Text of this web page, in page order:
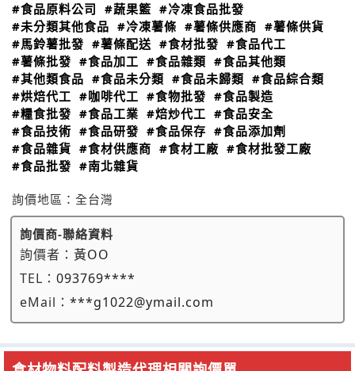
#食品原料公司 #蔬果籃 #冷凍食品批發
#未分類其他食品 #冷凍薯條 #薯條供應商 #薯條供貨
#馬鈴薯批發 #薯條配送 #食材批發 #食品代工
#薯條批發 #食品加工 #食品雜類 #食品其他類
#其他類食品 #食品未分類 #食品未歸類 #食品綜合類
#烘焙代工 #咖啡代工 #食物批發 #食品製造
#糧食批發 #食品工業 #焙炒代工 #食品安全
#食品技術 #食品研發 #食品保存 #食品添加劑
#食品雜貨 #食材供應商 #食材工廠 #食材批發工廠
#食品批發 #南北雜貨
詢價地區： 全台灣
詢價商-聯絡資料
詢價者： 黃OO
TEL： 093769****
eMail： ***g1022@ymail.com